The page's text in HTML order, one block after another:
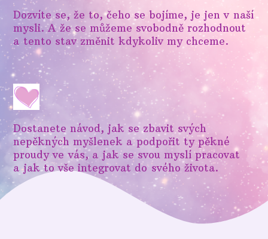
Dozvíte se, že to, čeho se bojíme, je jen v naší
mysli. A že se můžeme svobodně rozhodnout
a tento stav změnit kdykoliv my chceme.
Dostanete návod, jak se zbavit svých
nepěkných myšlenek a podpořit ty pěkné
proudy ve vás, a jak se svou myslí pracovat
a jak to vše integrovat do svého života.